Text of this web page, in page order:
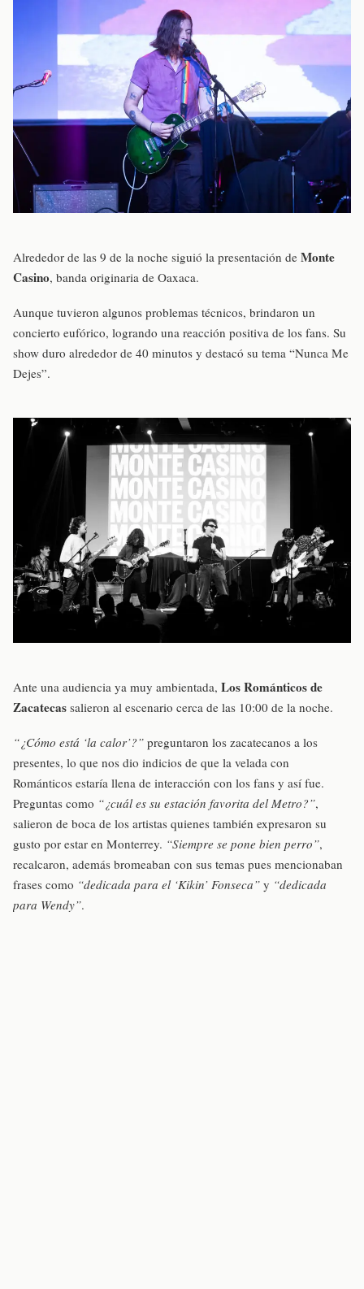
Alrededor de las 9 de la noche siguió la presentación de Monte
Casino, banda originaria de Oaxaca.
Aunque tuvieron algunos problemas técnicos, brindaron un
concierto eufórico, logrando una reacción positiva de los fans. Su
show duro alrededor de 40 minutos y destacó su tema “Nunca Me
Dejes”.
Ante una audiencia ya muy ambientada, Los Románticos de
Zacatecas salieron al escenario cerca de las 10:00 de la noche.
“¿Cómo está ‘la calor’?” preguntaron los zacatecanos a los
presentes, lo que nos dio indicios de que la velada con
Románticos estaría llena de interacción con los fans y así fue.
Preguntas como “¿cuál es su estación favorita del Metro?”,
salieron de boca de los artistas quienes también expresaron su
gusto por estar en Monterrey. “Siempre se pone bien perro”,
recalcaron, además bromeaban con sus temas pues mencionaban
frases como “dedicada para el ‘Kikin’ Fonseca” y “dedicada
para Wendy”.